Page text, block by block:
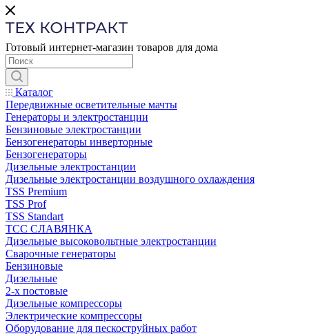
Готовый интернет-магазин товаров для дома
Каталог
Передвижные осветительные мачты
Генераторы и электростанции
Бензиновые электростанции
Бензогенераторы инверторные
Бензогенераторы
Дизельные электростанции
Дизельные электростанции воздушного охлаждения
TSS Premium
TSS Prof
TSS Standart
ТСС СЛАВЯНКА
Дизельные высоковольтные электростанции
Сварочные генераторы
Бензиновые
Дизельные
2-х постовые
Дизельные компрессоры
Электрические компрессоры
Оборудование для пескоструйных работ